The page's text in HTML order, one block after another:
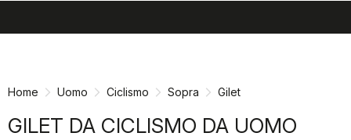
Home Uomo Ciclismo Sopra Gilet
GILET DA CICLISMO DA UOMO